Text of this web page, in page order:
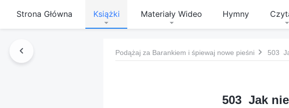
Strona Główna Książki Materiały Wideo Hymny
Podążaj za Barankiem i śpiewaj nowe pieśni 503
503 Jak